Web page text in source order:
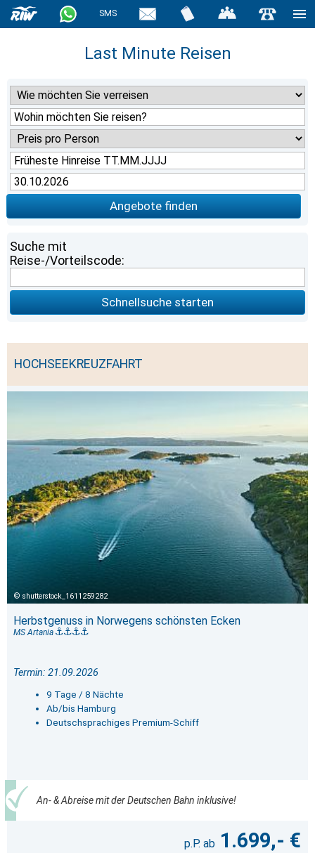
SMS
Last Minute Reisen
Angebote finden
Suche mit
Reise-/Vorteilscode:
Schnellsuche starten
HOCHSEEKREUZFAHRT
shutterstock_1611259282
Herbstgenuss in Norwegens schönsten Ecken
MS Artania
Termin: 21.09.2026
9 Tage / 8 Nächte
Ab/bis Hamburg
Deutschsprachiges Premium-Schiff
An- & Abreise mit der Deutschen Bahn inklusive!
1.699,- €